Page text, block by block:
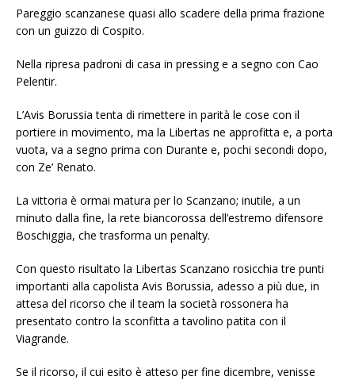
Pareggio scanzanese quasi allo scadere della prima frazione
con un guizzo di Cospito.
Nella ripresa padroni di casa in pressing e a segno con Cao
Pelentir.
L’Avis Borussia tenta di rimettere in parità le cose con il
portiere in movimento, ma la Libertas ne approfitta e, a porta
vuota, va a segno prima con Durante e, pochi secondi dopo,
con Ze’ Renato.
La vittoria è ormai matura per lo Scanzano; inutile, a un
minuto dalla fine, la rete biancorossa dell’estremo difensore
Boschiggia, che trasforma un penalty.
Con questo risultato la Libertas Scanzano rosicchia tre punti
importanti alla capolista Avis Borussia, adesso a più due, in
attesa del ricorso che il team la società rossonera ha
presentato contro la sconfitta a tavolino patita con il
Viagrande.
Se il ricorso, il cui esito è atteso per fine dicembre, venisse